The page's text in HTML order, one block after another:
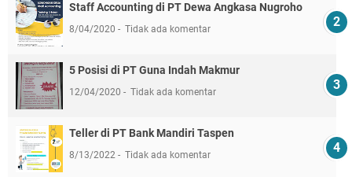
Staff Accounting di PT Dewa Angkasa Nugroho
8/04/2020 Tidak ada komentar
5 Posisi di PT Guna Indah Makmur
12/04/2020 Tidak ada komentar
Teller di PT Bank Mandiri Taspen
8/13/2022 Tidak ada komentar